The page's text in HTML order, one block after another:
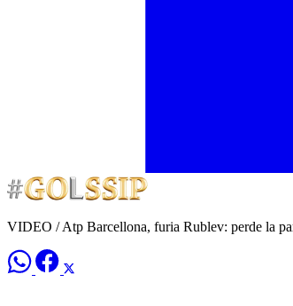
VIDEO / Atp Barcellona, furia Rublev: perde la